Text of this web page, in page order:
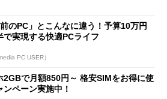
前のPC」とこんなに違う！予算10万円
で実現する快適PCライフ
PC USER）
2GBで月額850円～ 格安SIMをお得に使
ンペーン実施中！